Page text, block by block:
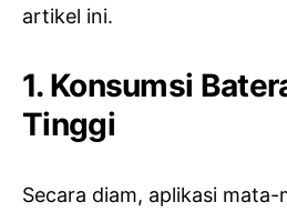
artikel ini.
1. Konsumsi
Tinggi
Secara diam, aplikasi